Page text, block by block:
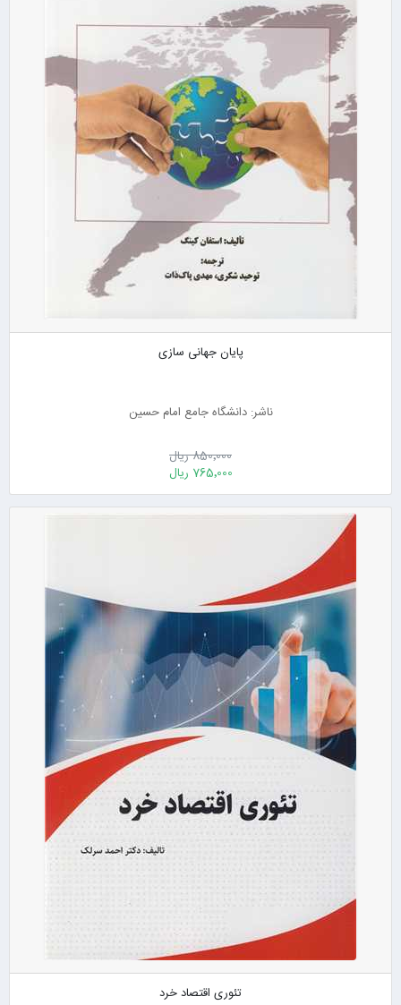
پایان جهانی سازی
ناشر: دانشگاه جامع امام حسین
850٬000 ریال
765٬000 ریال
تئوری اقتصاد خرد